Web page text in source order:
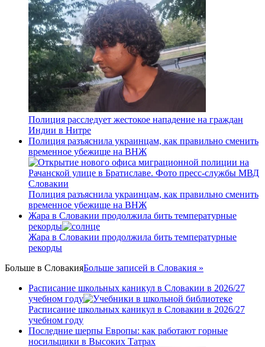
Полиция расследует жестокое нападение на граждан
Индии в Нитре
Полиция разъяснила украинцам, как правильно сменить
временное убежище на ВНЖ
Полиция разъяснила украинцам, как правильно сменить
временное убежище на ВНЖ
Жара в Словакии продолжила бить температурные
рекорды
Жара в Словакии продолжила бить температурные
рекорды
Больше в СловакияБольше записей в Словакия »
Расписание школьных каникул в Словакии в 2026/27
учебном году
Расписание школьных каникул в Словакии в 2026/27
учебном году
Последние шерпы Европы: как работают горные
носильщики в Высоких Татрах